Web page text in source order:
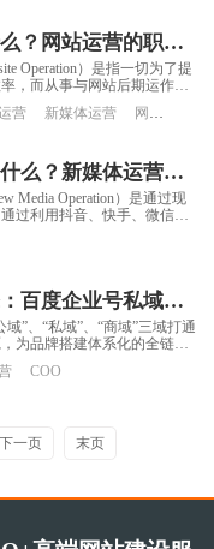
网站运营是指什么？网站运营的职责、工作内容及能力要求
Operation）是指一切为了提
，而从事与网站后期运作、
畴通常......
营 新媒体运营 网络运营
新媒体运营指是什么？新媒体运营的工作内容、工作流程及能力要求
Media Operation）是通过现
过利用抖音、快手、微信、
台工具......
私域成长新引擎：百度企业号私域运营解决方案
”、“私域”、“商域”三域打通
为品牌搭建体系化的全链路
号帮助品牌从「品牌......
COO
下一页 末页